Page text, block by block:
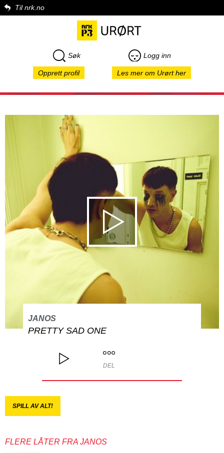
Til nrk.no
Søk Logg inn
Opprett profil Les mer om Urørt her
JANOS
PRETTY SAD ONE
DEL
SPILL AV ALT!
FLERE LÅTER FRA JANOS